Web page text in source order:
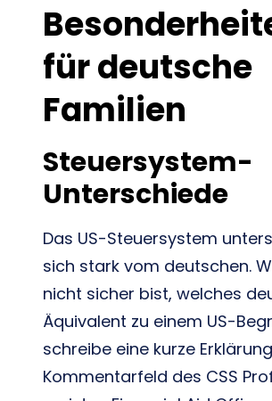
für deutsche
Familien
Steuersystem-
Unterschiede
Das US-Steuersystem
sich stark vom deutschen.
nicht sicher bist, welches
Äquivalent zu einem US-
schreibe eine kurze
Kommentarfeld des CSS